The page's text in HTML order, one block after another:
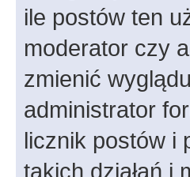
ile postów ten
moderator czy
zmienić
administrator
licznik postów i
takich działań i